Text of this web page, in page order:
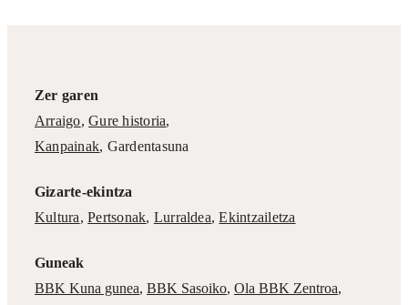
Zer garen
Arraigo,Gure historia,
Kanpainak, Gardentasuna
Gizarte-ekintza
Kultura,Pertsonak, Lurraldea,Ekintzailetza
Guneak
BBK Kuna gunea, BBK Sasoiko, Ola BBK Zentroa,